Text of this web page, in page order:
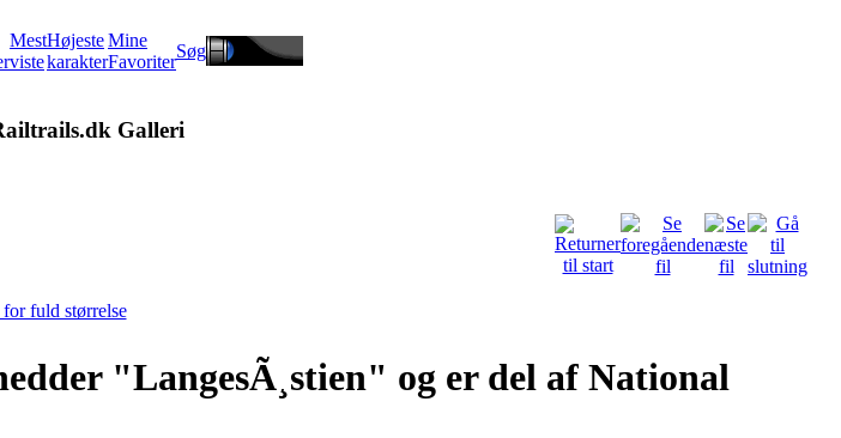
Mest
viste
Højeste
karakter
Mine
Favoriter
Søg
Galleri
"LangesÃ¸stien" og er del af National